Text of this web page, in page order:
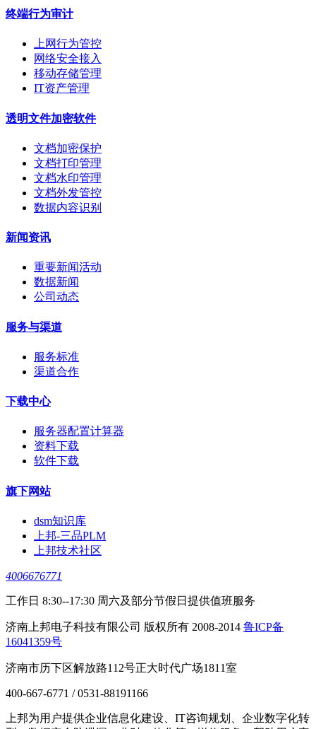
终端行为审计
上网行为管控
网络安全接入
移动存储管理
IT资产管理
透明文件加密软件
文档加密保护
文档打印管理
文档水印管理
文档外发管控
数据内容识别
新闻资讯
重要新闻活动
数据新闻
公司动态
服务与渠道
服务标准
渠道合作
下载中心
服务器配置计算器
资料下载
软件下载
旗下网站
dsm知识库
上邦-三品PLM
上邦技术社区
4006676771
工作日 8:30--17:30 周六及部分节假日提供值班服务
济南上邦电子科技有限公司 版权所有 2008-2014 鲁ICP备
16041359号
济南市历下区解放路112号正大时代广场1811室
400-667-6771 / 0531-88191166
上邦为用户提供企业信息化建设、IT咨询规划、企业数字化转